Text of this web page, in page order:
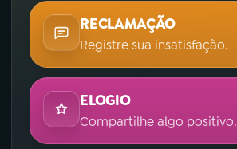
RECLAMAÇÃO
Registre sua insatisfação.
ELOGIO
Compartilhe algo positivo.